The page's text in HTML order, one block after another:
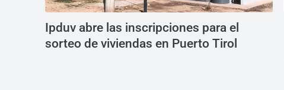
Ipduv abre las inscripciones para el
sorteo de viviendas en Puerto Tirol